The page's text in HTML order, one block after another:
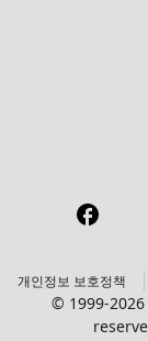
개인정보 보호정책
© 1999-